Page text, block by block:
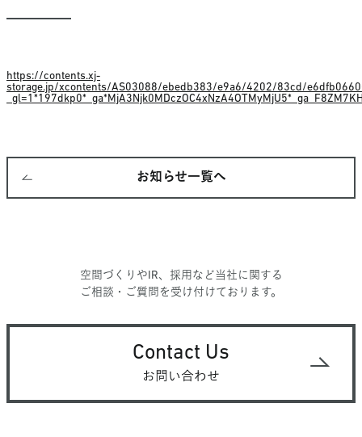
https://contents.xj-
storage.jp/xcontents/AS03088/ebedb383/e9a6/4202/83cd/
お知らせ一覧へ
空間づくりやIR、採用など当社に関する
ご相談・ご質問を受け付けております。
Contact Us
お問い合わせ